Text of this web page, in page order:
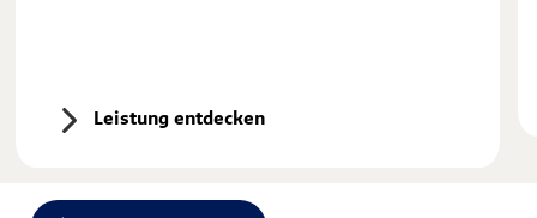
Leistung entdecken